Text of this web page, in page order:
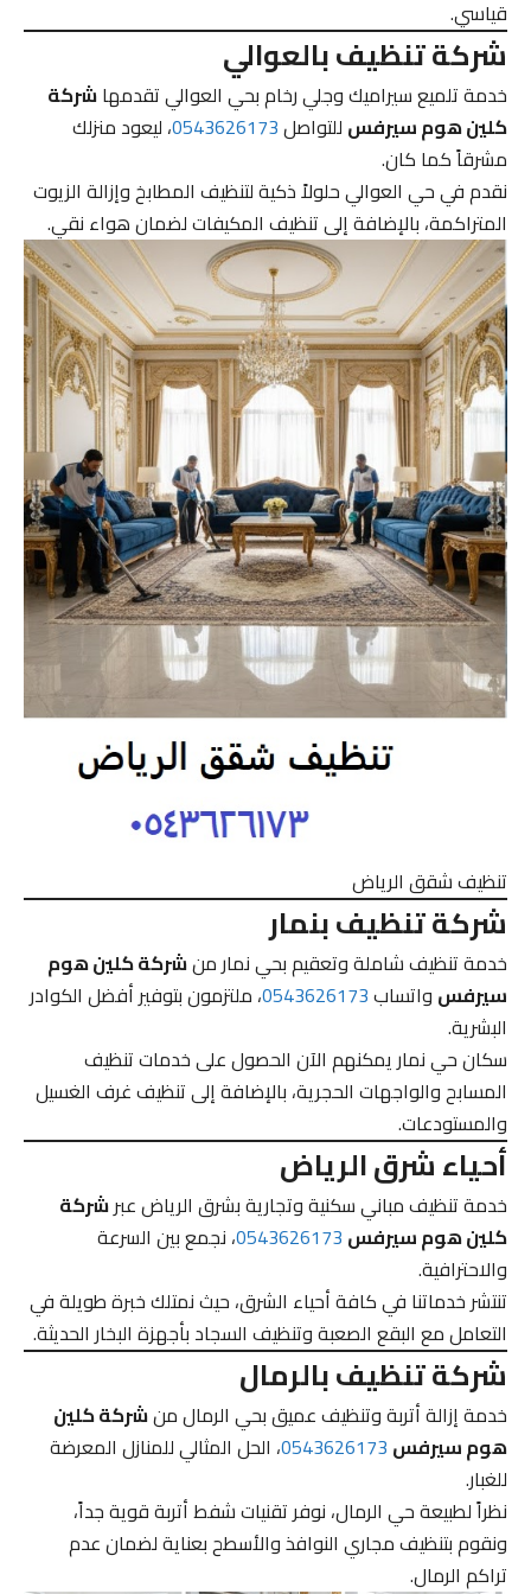
قياسي.
شركة تنظيف بالعوالي
خدمة تلميع سيراميك وجلي رخام بحي العوالي تقدمهاشركة
كلين هوم سيرفسللتواصل0543626173، ليعود منزلك
مشرقاً كما كان.
نقدم في حي العوالي حلولاً ذكية لتنظيف المطابخ وإزالة الزيوت
المتراكمة، بالإضافة إلى تنظيف المكيفات لضمان هواء نقي.
تنظيف شقق الرياض
شركة تنظيف بنمار
خدمة تنظيف شاملة وتعقيم بحي نمار منشركة كلين هوم
سيرفسواتساب0543626173، ملتزمون بتوفير أفضل الكوادر
البشرية.
سكان حي نمار يمكنهم الآن الحصول على خدمات تنظيف
المسابح والواجهات الحجرية، بالإضافة إلى تنظيف غرف الغسيل
والمستودعات.
أحياء شرق الرياض
خدمة تنظيف مباني سكنية وتجارية بشرق الرياض عبرشركة
كلين هوم سيرفس0543626173، نجمع بين السرعة
والاحترافية.
تنتشر خدماتنا في كافة أحياء الشرق، حيث نمتلك خبرة طويلة في
التعامل مع البقع الصعبة وتنظيف السجاد بأجهزة البخار الحديثة.
شركة تنظيف بالرمال
خدمة إزالة أتربة وتنظيف عميق بحي الرمال منشركة كلين
هوم سيرفس0543626173، الحل المثالي للمنازل المعرضة
للغبار.
نظراً لطبيعة حي الرمال، نوفر تقنيات شفط أتربة قوية جداً،
ونقوم بتنظيف مجاري النوافذ والأسطح بعناية لضمان عدم
تراكم الرمال.